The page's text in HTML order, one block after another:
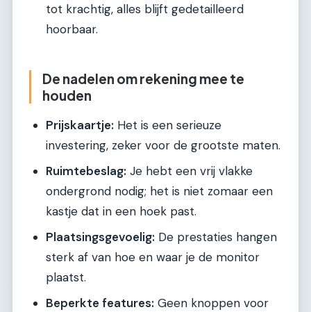
tot krachtig, alles blijft gedetailleerd
hoorbaar.
De nadelen om rekening mee te
houden
Prijskaartje: Het is een serieuze
investering, zeker voor de grootste maten.
Ruimtebeslag: Je hebt een vrij vlakke
ondergrond nodig; het is niet zomaar een
kastje dat in een hoek past.
Plaatsingsgevoelig: De prestaties hangen
sterk af van hoe en waar je de monitor
plaatst.
Beperkte features: Geen knoppen voor